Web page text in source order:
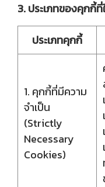
3. ประเภทของคุกกี้ที่
ประเภทคุกกี้
1. คุกกี้ที่มีความ
จำเป็น
(Strictly
Necessary
Cookies)